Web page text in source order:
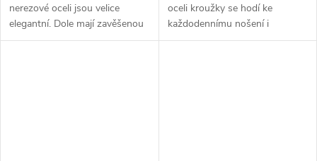
nerezové oceli jsou velice
elegantní. Dole mají zavěšenou
ozdobu s broušenými kamínky,
oceli kroužky se hodí ke
každodennímu nošení i
slavnostním příležitostem.